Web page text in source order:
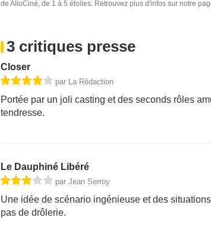
de AlloCiné, de 1 à 5 étoiles. Retrouvez plus d'infos sur notre
3 critiques presse
Closer
par La Rédaction
Portée par un joli casting et des seconds rôles
tendresse.
Le Dauphiné Libéré
par Jean Serroy
Une idée de scénario ingénieuse et des
pas de drôlerie.